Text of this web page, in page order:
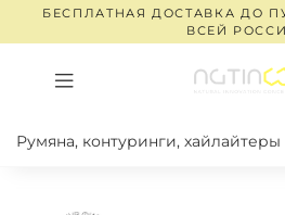
БЕСПЛАТНАЯ ДОСТАВКА ДО
ВСЕЙ
Румяна, контуринги, хайлайтеры